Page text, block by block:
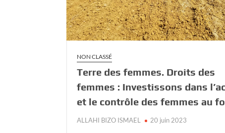
NON CLASSÉ
Terre des femmes. Droits des
femmes : Investissons dans
et le contrôle des femmes au
ALLAHI BIZO ISMAEL 20 juin 2023